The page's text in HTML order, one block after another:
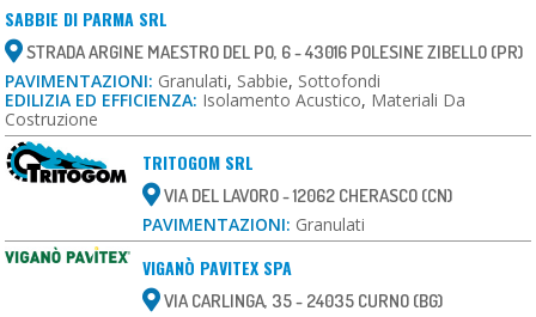
SABBIE DI PARMA SRL
STRADA ARGINE MAESTRO DEL PO, 6 - 43016 POLESINE ZIBELLO (PR)
PAVIMENTAZIONI: Granulati, Sabbie, Sottofondi
EDILIZIA ED EFFICIENZA: Isolamento Acustico, Materiali Da
Costruzione
TRITOGOM SRL
VIA DEL LAVORO - 12062 CHERASCO (CN)
PAVIMENTAZIONI: Granulati
VIGANÒ PAVITEX SPA
VIA CARLINGA, 35 - 24035 CURNO (BG)